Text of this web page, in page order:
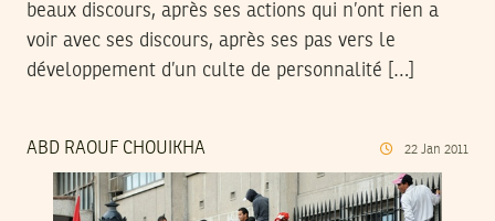
beaux discours, après ses actions qui n’ont rien a
voir avec ses discours, après ses pas vers le
développement d’un culte de personnalité […]
ABD RAOUF CHOUIKHA 22 Jan 2011